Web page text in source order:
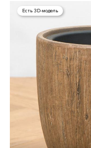
Есть 3D-модель